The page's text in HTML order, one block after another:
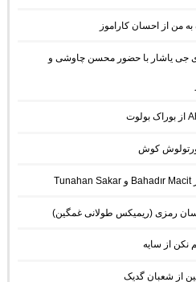
من از احسان کاراموز
آهنگ ریمیکس زلزله 5 از دی جی یاشار با حضور محسن چاوشی و
نکن از سایه
از شعبان گدیک